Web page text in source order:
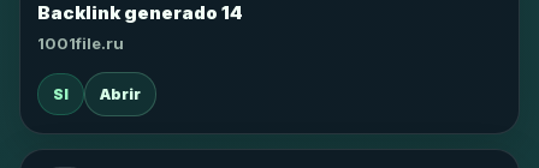
Backlink generado 14
1001file.ru
SI Abrir